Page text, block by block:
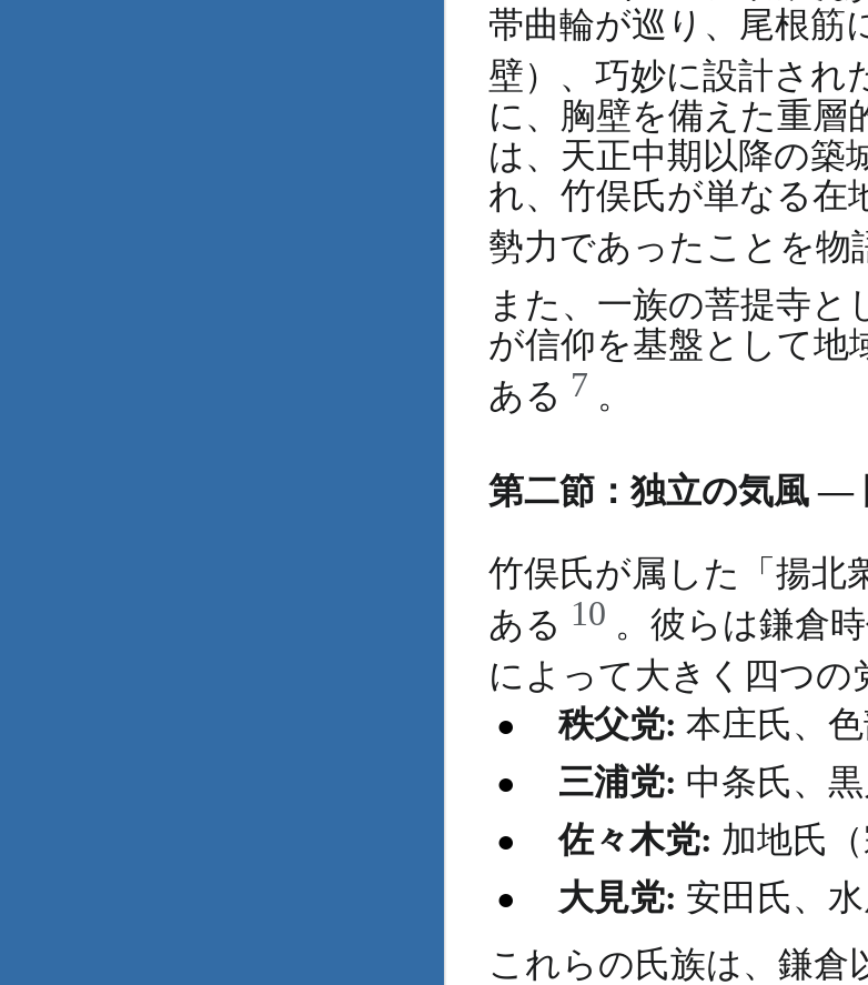
帯曲輪が巡り、尾根筋
壁）、巧妙に設計され
に、胸壁を備えた重層
は、天正中期以降の築
れ、竹俣氏が単なる在
勢力であったことを物
また、一族の菩提寺
が信仰を基盤として地
ある 7 。
第二節：独立の気風 ―
竹俣氏が属した「揚北
ある 10 。彼らは鎌倉
によって大きく四つの
秩父党: 本庄氏、
三浦党: 中条氏、黒
佐々木党: 加地氏
大見党: 安田氏、
これらの氏族は、鎌倉